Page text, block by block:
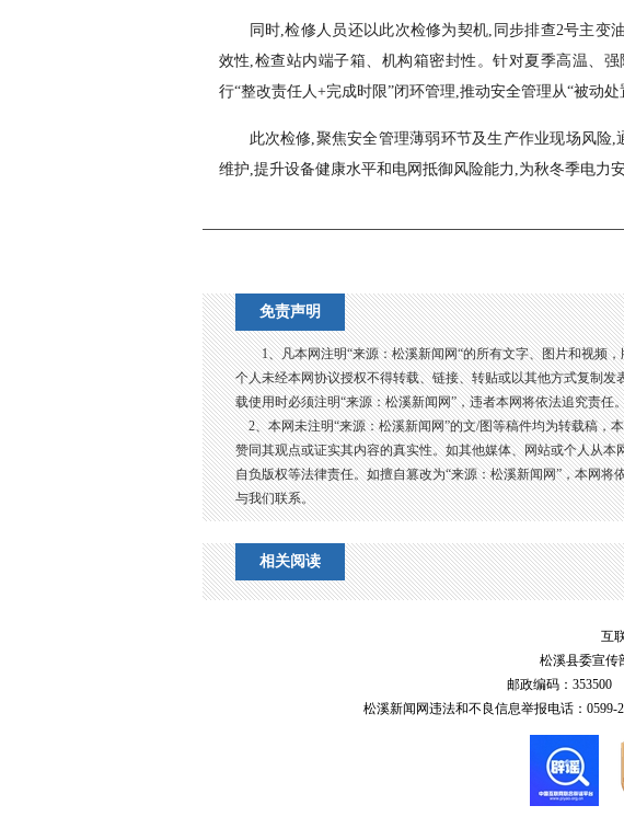
同时,检修人员还以此次检修为契机,同步排查2号主变
效性,检查站内端子箱、机构箱密封性。针对夏季高温、
行“整改责任人+完成时限”闭环管理,推动安全管理从“被动处
此次检修,聚焦安全管理薄弱环节及生产作业现场风险
维护,提升设备健康水平和电网抵御风险能力,为秋冬季电力
免责声明
1、凡本网注明“来源：松溪新闻网“的所有文字、图片和视频
个人未经本网协议授权不得转载、链接、转贴或以其他方式复制
载使用时必须注明“来源：松溪新闻网”，违者本网将依法追究责任
2、本网未注明“来源：松溪新闻网”的文/图等稿件均为转载稿，
赞同其观点或证实其内容的真实性。如其他媒体、网站或个人从本
自负版权等法律责任。如擅自篡改为“来源：松溪新闻网”，本网将
与我们联系。
相关阅读
互
松溪县委宣传
邮政编码：353500
松溪新闻网违法和不良信息举报电话：0599-